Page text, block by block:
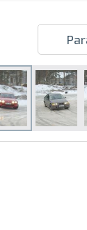
– pasūtiet
veidi